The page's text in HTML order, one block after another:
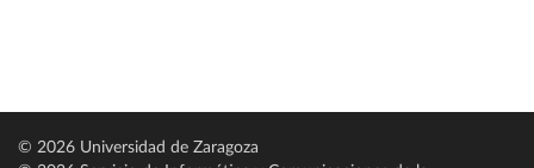
© 2026 Universidad de Zaragoza